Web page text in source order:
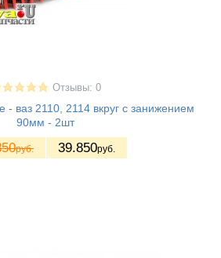
Отзывы: 0
- ваз 2110, 2114 вкруг с занижением
90мм - 2шт
руб. 39.850руб.